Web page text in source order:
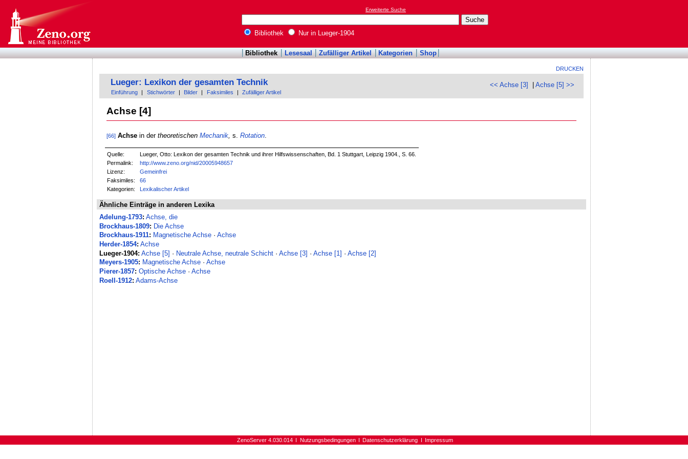
Erweiterte Suche
Bibliothek Nur in Lueger-1904
Bibliothek Lesesaal Zufälliger Artikel Kategorien Shop
DRUCKEN
<< Achse [3] |Achse [5] >>
Lueger: Lexikon der gesamten Technik
Einführung Stichwörter Bilder Faksimiles Zufälliger Artikel
Achse [4]
[66] Achsein der theoretischen Mechanik, s. Rotation.
Quelle:
Lueger, Otto: Lexikon der gesamten Technik und ihrer Hilfswissenschaften, Bd. 1 Stuttgart, Leipzig 1904., S. 66.
Permalink:
http://www.zeno.org/nid/20005948657
Lizenz:
Gemeinfrei
Faksimiles:
66
Kategorien:
Lexikalischer Artikel
Ähnliche Einträge in anderen Lexika
Adelung-1793: Achse, die
Brockhaus-1809: Die Achse
Brockhaus-1911: Magnetische Achse ·Achse
Herder-1854: Achse
Lueger-1904: Achse [5] · Neutrale Achse, neutrale Schicht ·Achse [3] ·Achse [1] ·Achse [2]
Meyers-1905: Magnetische Achse ·Achse
Pierer-1857: Optische Achse ·Achse
Roell-1912: Adams-Achse
ZenoServer 4.030.014 Nutzungsbedingungen Datenschutzerklärung Impressum